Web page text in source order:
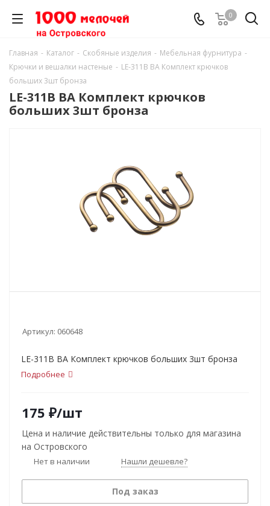
0
Главная - Каталог - Скобяные изделия - Мебельная фурнитура -
Крючки и вешалки настеные - LE-311В ВА Комплект крючков
больших 3шт бронза
LE-311В ВА Комплект крючков
больших 3шт бронза
Артикул: 060648
LE-311В ВА Комплект крючков больших 3шт бронза
Подробнее
175 ₽/шт
Цена и наличие действительны только для магазина
на Островского
Нет в наличии Нашли дешевле?
Под заказ